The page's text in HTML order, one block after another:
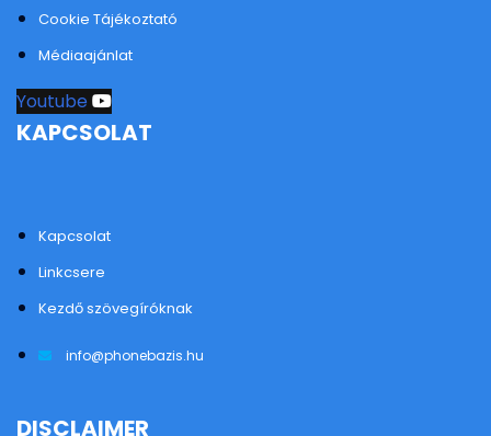
Cookie Tájékoztató
Médiaajánlat
Youtube
KAPCSOLAT
Kapcsolat
Linkcsere
Kezdő szövegíróknak
info@phonebazis.hu
DISCLAIMER